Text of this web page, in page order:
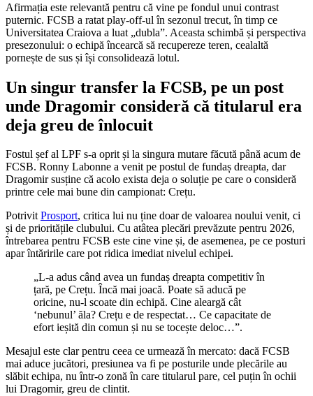
Afirmația este relevantă pentru că vine pe fondul unui contrast
puternic. FCSB a ratat play-off-ul în sezonul trecut, în timp ce
Universitatea Craiova a luat „dubla”. Aceasta schimbă și perspectiva
presezonului: o echipă încearcă să recupereze teren, cealaltă
pornește de sus și își consolidează lotul.
Un singur transfer la FCSB, pe un post
unde Dragomir consideră că titularul era
deja greu de înlocuit
Fostul șef al LPF s-a oprit și la singura mutare făcută până acum de
FCSB. Ronny Labonne a venit pe postul de fundaș dreapta, dar
Dragomir susține că acolo exista deja o soluție pe care o consideră
printre cele mai bune din campionat: Crețu.
PotrivitProsport, critica lui nu ține doar de valoarea noului venit, ci
și de prioritățile clubului. Cu atâtea plecări prevăzute pentru 2026,
întrebarea pentru FCSB este cine vine și, de asemenea, pe ce posturi
apar întăririle care pot ridica imediat nivelul echipei.
„L-a adus când avea un fundaș dreapta competitiv în
țară, pe Crețu. Încă mai joacă. Poate să aducă pe
oricine, nu-l scoate din echipă. Cine aleargă cât
‘nebunul’ ăla? Crețu e de respectat… Ce capacitate de
efort ieșită din comun și nu se tocește deloc…”.
Mesajul este clar pentru ceea ce urmează în mercato: dacă FCSB
mai aduce jucători, presiunea va fi pe posturile unde plecările au
slăbit echipa, nu într-o zonă în care titularul pare, cel puțin în ochii
lui Dragomir, greu de clintit.